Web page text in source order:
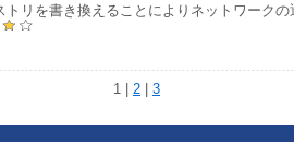
トリを書き換えることによりネットワークの
1 | 2 | 3